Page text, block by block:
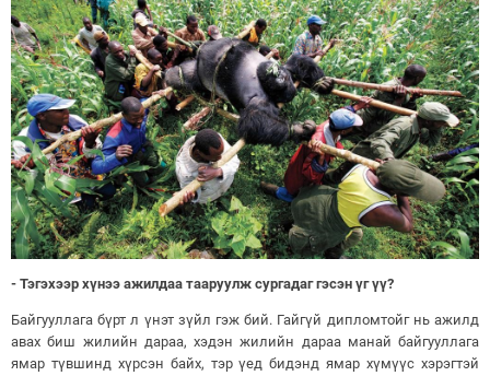
- Тэгэхээр хүнээ ажилдаа тааруулж сургадаг гэсэн үг үү?
Байгууллага бүрт л үнэт зүйл гэж бий. Гайгүй дипломтойг нь ажилд
авах биш жилийн дараа, хэдэн жилийн дараа манай байгууллага
ямар түвшинд хүрсэн байх, тэр үед бидэнд ямар хүмүүс хэрэгтэй